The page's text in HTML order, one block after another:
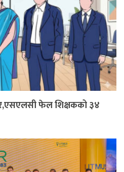
फेल शिक्षकको ३४